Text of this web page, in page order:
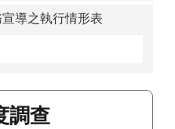
導之執行情形表
調查